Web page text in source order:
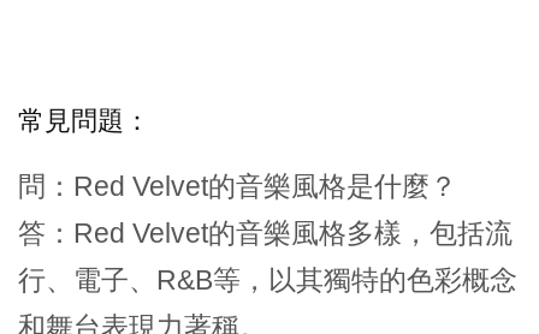
常見問題：
問：Red Velvet的音樂風格是什麼？
答：Red Velvet的音樂風格多樣，包括流
行、電子、R&B等，以其獨特的色彩概念
和舞台表現力著稱。